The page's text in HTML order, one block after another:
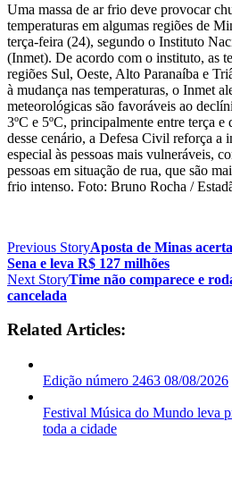
Uma massa de ar frio deve provocar
temperaturas em algumas regiões de
terça-feira (24), segundo o Instituto
(Inmet). De acordo com o instituto, as
regiões Sul, Oeste, Alto Paranaíba e
à mudança nas temperaturas, o Inmet
meteorológicas são favoráveis ao
3ºC e 5ºC, principalmente entre terça
desse cenário, a Defesa Civil reforça a
especial às pessoas mais vulneráveis,
pessoas em situação de rua, que são
frio intenso. Foto: Bruno Rocha /
Previous StoryAposta de Minas
Sena e leva R$ 127 milhões
Next StoryTime não comparece e
cancelada
Related Articles:
Edição número 2463 08/08/2026
Festival Música do Mundo leva
toda a cidade